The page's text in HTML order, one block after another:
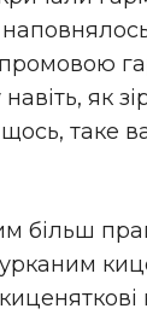
як
таке
більш